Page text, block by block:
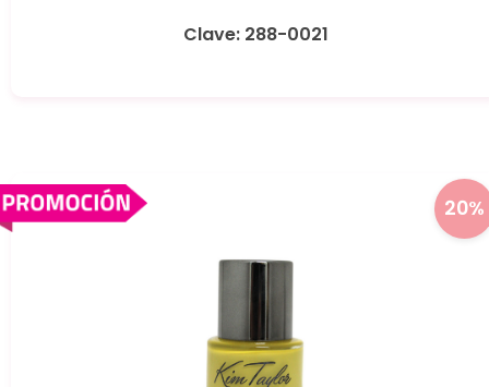
Clave: 288-0021
20%